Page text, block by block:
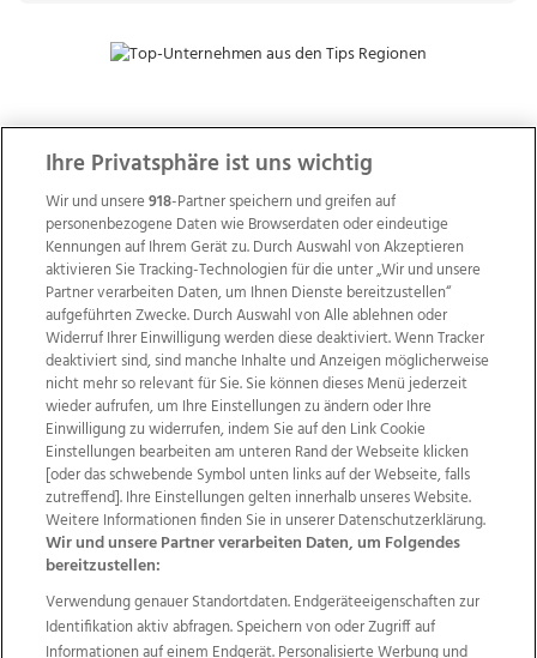
ZUR NACHRICHTENÜBERSICHT
Wir über uns Mediadaten Kontakt
Jobs
Datenschutz
Impressum
AGB Anzeigekunden
AGB Website
Ehrenkodex Politische Werbung
Weitere Angebote des Medienhauses Wimmer
TV1 di-mog-i.at OÖNow Ischler Woche
Ihre Privatsphäre ist uns wichtig
Wir und unsere918-Partner speichern und greifen auf
personenbezogene Daten wie Browserdaten oder eindeutige
Kennungen auf Ihrem Gerät zu. Durch Auswahl von Akzeptieren
aktivieren Sie Tracking-Technologien für die unter „Wir und unsere
Partner verarbeiten Daten, um Ihnen Dienste bereitzustellen“
aufgeführten Zwecke. Durch Auswahl von Alle ablehnen oder
Widerruf Ihrer Einwilligung werden diese deaktiviert. Wenn Tracker
deaktiviert sind, sind manche Inhalte und Anzeigen möglicherweise
nicht mehr so relevant für Sie. Sie können dieses Menü jederzeit
wieder aufrufen, um Ihre Einstellungen zu ändern oder Ihre
Einwilligung zu widerrufen, indem Sie auf den Link Cookie
Einstellungen bearbeiten am unteren Rand der Webseite klicken
[oder das schwebende Symbol unten links auf der Webseite, falls
zutreffend]. Ihre Einstellungen gelten innerhalb unseres Website.
Weitere Informationen finden Sie in unserer Datenschutzerklärung.
Wir und unsere Partner verarbeiten Daten, um Folgendes
bereitzustellen:
Verwendung genauer Standortdaten. Endgeräteeigenschaften zur
Identifikation aktiv abfragen. Speichern von oder Zugriff auf
Informationen auf einem Endgerät. Personalisierte Werbung und